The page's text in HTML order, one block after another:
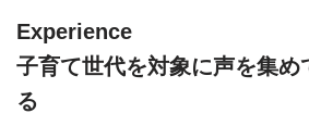
Experience
子育て世代を対象に声を集め
る